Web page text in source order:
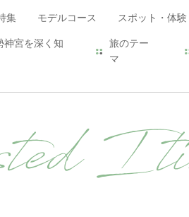
集 モデルコース スポット・体験
神宮を深く知
旅のテー
マ